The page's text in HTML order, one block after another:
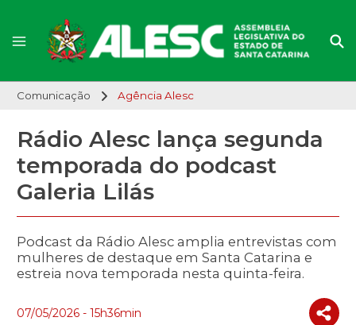
Comunicação Agência Alesc
Rádio Alesc lança segunda
temporada do podcast
Galeria Lilás
Podcast da Rádio Alesc amplia entrevistas com
mulheres de destaque em Santa Catarina e
estreia nova temporada nesta quinta-feira.
07/05/2026 - 15h36min